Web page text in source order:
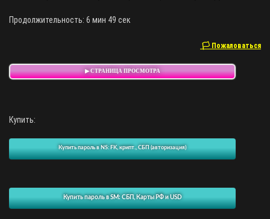
Продолжительность: 6 мин 49 сек
🏳 Пожаловаться
▶ СТРАНИЦА ПРОСМОТРА
Купить:
Купить пароль в NS: FK, крипт., СБП (авторизация)
Купить пароль в SM: СБП, Карты РФ и USD